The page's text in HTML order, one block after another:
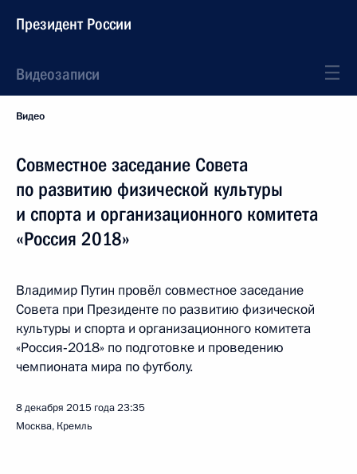
Президент России
Видеозаписи
Видео
Совместное заседание Совета
по развитию физической культуры
и спорта и организационного комитета
«Россия 2018»
Владимир Путин провёл совместное заседание
Совета при Президенте по развитию физической
культуры и спорта и организационного комитета
«Россия‑2018» по подготовке и проведению
чемпионата мира по футболу.
8 декабря 2015 года23:35
Москва, Кремль